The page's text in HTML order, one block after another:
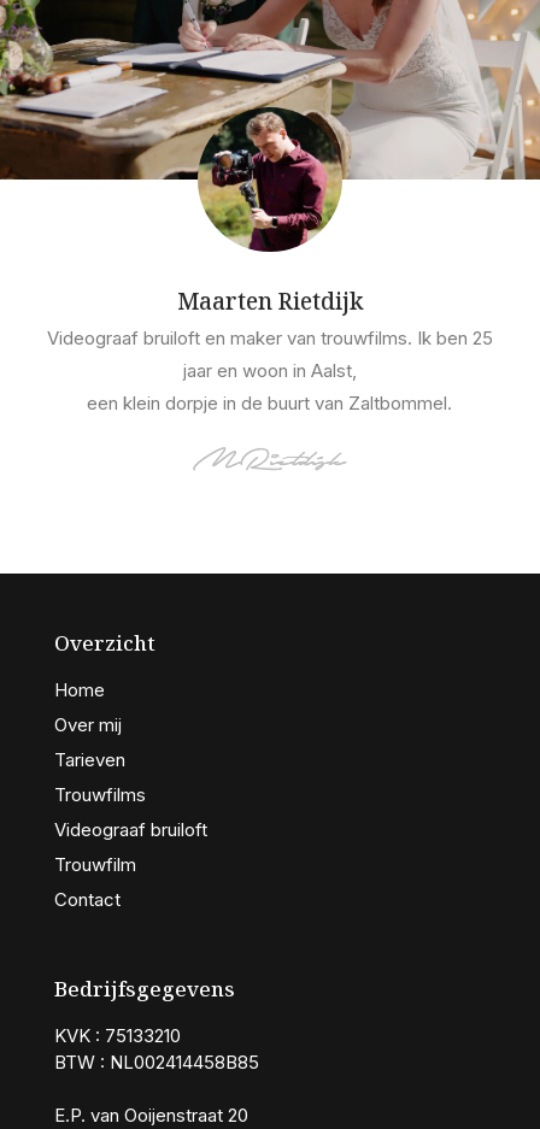
Maarten Rietdijk
Videograaf bruiloft en maker van trouwfilms. Ik ben 25
jaar en woon in Aalst,
een klein dorpje in de buurt van Zaltbommel.
Overzicht
Home
Over mij
Tarieven
Trouwfilms
Videograaf bruiloft
Trouwfilm
Contact
Bedrijfsgegevens
KVK : 75133210
BTW : NL002414458B85
E.P. van Ooijenstraat 20